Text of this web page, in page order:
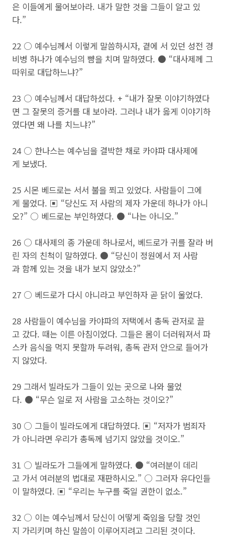
은 이들에게 물어보아라. 내가 말한 것을 그들이 알고 있
다.”
22 ○ 예수님께서 이렇게 말씀하시자, 곁에 서 있던 성전 경
비병 하나가 예수님의 뺨을 치며 말하였다. ● “대사제께 그
따위로 대답하느냐?”
23 ○ 예수님께서 대답하셨다. + “내가 잘못 이야기하였다
면 그 잘못의 증거를 대 보아라. 그러나 내가 옳게 이야기하
였다면 왜 나를 치느냐?”
24 ○ 한나스는 예수님을 결박한 채로 카야파 대사제에
게 보냈다.
25 시몬 베드로는 서서 불을 쬐고 있었다. 사람들이 그에
게 물었다. ▣ “당신도 저 사람의 제자 가운데 하나가 아니
오?” ○ 베드로는 부인하였다. ● “나는 아니오.”
26 ○ 대사제의 종 가운데 하나로서, 베드로가 귀를 잘라 버
린 자의 친척이 말하였다. ● “당신이 정원에서 저 사람
과 함께 있는 것을 내가 보지 않았소?”
27 ○ 베드로가 다시 아니라고 부인하자 곧 닭이 울었다.
28 사람들이 예수님을 카야파의 저택에서 총독 관저로 끌
고 갔다. 때는 이른 아침이었다. 그들은 몸이 더러워져서 파
스카 음식을 먹지 못할까 두려워, 총독 관저 안으로 들어가
지 않았다.
29 그래서 빌라도가 그들이 있는 곳으로 나와 물었
다. ● “무슨 일로 저 사람을 고소하는 것이오?”
30 ○ 그들이 빌라도에게 대답하였다. ▣ “저자가 범죄자
가 아니라면 우리가 총독께 넘기지 않았을 것이오.”
31 ○ 빌라도가 그들에게 말하였다. ● “여러분이 데리
고 가서 여러분의 법대로 재판하시오.” ○ 그러자 유다인들
이 말하였다. ▣ “우리는 누구를 죽일 권한이 없소.”
32 ○ 이는 예수님께서 당신이 어떻게 죽임을 당할 것인
지 가리키며 하신 말씀이 이루어지려고 그리된 것이다.